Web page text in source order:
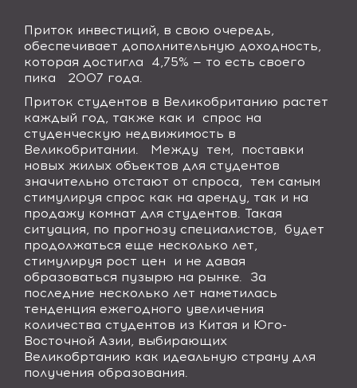
Приток инвестиций, в свою очередь,
обеспечивает дополнительную доходность,
которая достигла
4,75% — то есть своего
пика
2007 года.
Приток студентов в Великобританию растет
каждый год, также как и
спрос на
студенческую недвижимость в
Великобритании.
Между тем,
поставки
новых жилых объектов для студентов
значительно отстают от спроса,
тем самым
стимулируя спрос как на аренду, так и на
продажу комнат для студентов. Такая
ситуация, по прогнозу специалистов, будет
продолжаться еще несколько лет,
стимулируя рост цен
и не давая
образоваться пузырю на рынке.
За
последние несколько лет наметилась
тенденция ежегодного увеличения
количества студентов из Китая и Юго-
Восточной Азии, выбирающих
Великобртанию как идеальную страну для
получения образования.